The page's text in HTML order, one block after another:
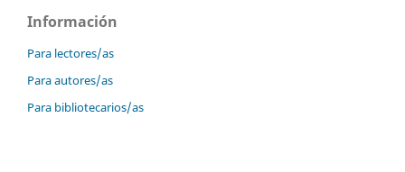
Información
Para lectores/as
Para autores/as
Para bibliotecarios/as